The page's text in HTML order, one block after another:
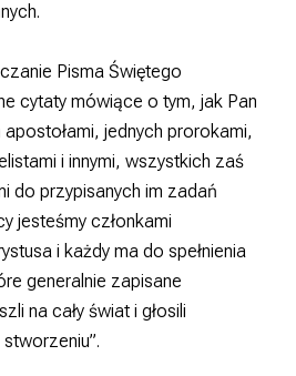
Pisma Świętego
cytaty mówiące o tym, jak Pan
apostołami, jednych prorokami,
i innymi, wszystkich zaś
do przypisanych im zadań
jesteśmy członkami
i każdy ma do spełnienia
generalnie zapisane
na cały świat i głosili